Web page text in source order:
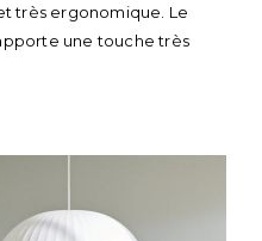
très ergonomique. Le
une touche très